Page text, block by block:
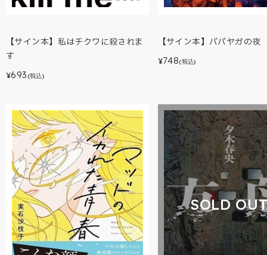
【サイン本】私はチクワに殺されま
す
¥693 (税込)
【サイン本】ババヤガの夜
¥748(税込)
SOLD